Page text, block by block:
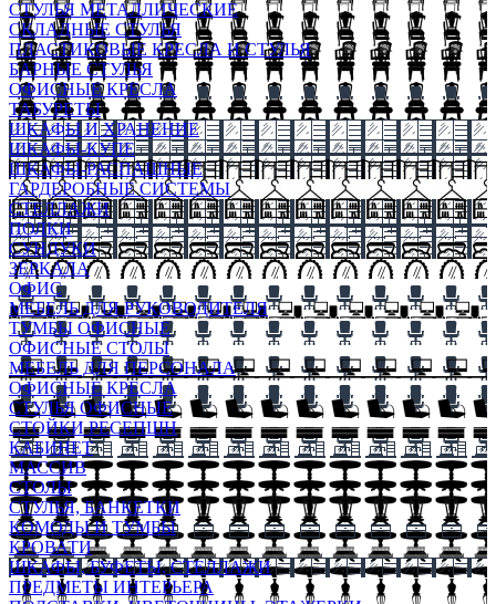
СТУЛЬЯ МЕТАЛЛИЧЕСКИЕ
СКЛАДНЫЕ СТУЛЬЯ
ПЛАСТИКОВЫЕ КРЕСЛА И СТУЛЬЯ
БАРНЫЕ СТУЛЬЯ
ОФИСНЫЕ КРЕСЛА
ТАБУРЕТЫ
ШКАФЫ И ХРАНЕНИЕ
ШКАФЫ-КУПЕ
ШКАФЫ-РАСПАШНЫЕ
ГАРДЕРОБНЫЕ СИСТЕМЫ
СТЕЛЛАЖИ
ПОЛКИ
СУНДУКИ
ЗЕРКАЛА
ОФИС
МЕБЕЛЬ ДЛЯ РУКОВОДИТЕЛЯ
ТУМБЫ ОФИСНЫЕ
ОФИСНЫЕ СТОЛЫ
МЕБЕЛЬ ДЛЯ ПЕРСОНАЛА
ОФИСНЫЕ КРЕСЛА
СТУЛЬЯ ОФИСНЫЕ
СТОЙКИ РЕСЕПШН
КАБИНЕТ
МАССИВ
СТОЛЫ
СТУЛЬЯ, БАНКЕТКИ
КОМОДЫ И ТУМБЫ
КРОВАТИ
ШКАФЫ, БУФЕТЫ, СТЕЛЛАЖИ
ПРЕДМЕТЫ ИНТЕРЬЕРА